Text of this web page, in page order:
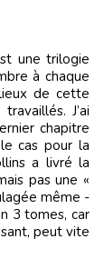
une trilogie
à chaque
de cette
J’ai
chapitre
cas pour la
a livré la
pas une «
même -
3 tomes, car
peut vite